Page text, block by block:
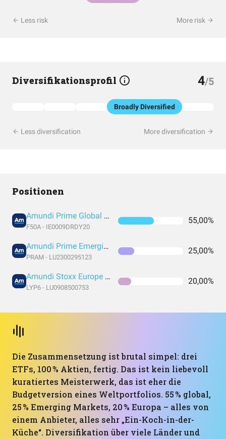
Less risk More risk
Diversifikationsprofil 4/5
Broadly Diversified
Less diversification More diversification
Positionen
Amundi Prime Global UCITS ETF Acc EUR
F50A - IE0009DRDY20
55,00%
Amundi Prime Emerging Markets UCITS ETF DR (C)
PRAM - LU2300295123
25,00%
Amundi Stoxx Europe 600 UCITS ETF C EUR
LYP6 - LU0908500753
20,00%
Die Zusammensetzung ist brutal simpel: drei
ETFs, 100 % Aktien, fertig. Das ist kein liebevoll
kuratiertes Meisterwerk, das ist eher die
Budgetversion eines Weltportfolios. 55 % global,
25 % Emerging Markets, 20 % Europa – alles von
einem Anbieter, alles sehr „Ein-Koch-in-der-
Küche“. Diversifikation über viele Länder und